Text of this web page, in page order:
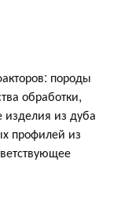
породы
обработки,
из дуба
профилей из